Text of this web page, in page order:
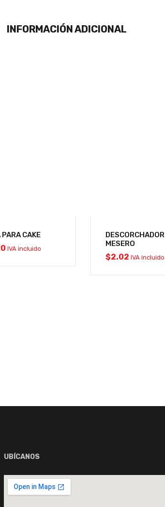
INFORMACIÓN ADICIONAL
PARA CAKE
IVA incluido
DESCORCHADOR
MESERO
$2.02 IVA incluido
UBÍCANOS